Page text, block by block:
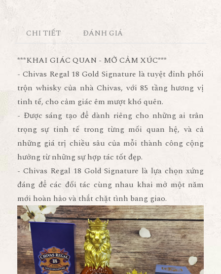
CHI TIẾT ĐÁNH GIÁ
***KHAI GIÁC QUAN - MỞ CẢM XÚC***
- Chivas Regal 18 Gold Signature là tuyệt đỉnh phối
trộn whisky của nhà Chivas, với 85 tầng hương vị
tinh tế, cho cảm giác êm mượt khó quên.
- Được sáng tạo để dành riêng cho những ai trân
trọng sự tinh tế trong từng mối quan hệ, và cả
những giá trị chiều sâu của mỗi thành công cộng
hưởng từ những sự hợp tác tốt đẹp.
- Chivas Regal 18 Gold Signature là lựa chọn xứng
đáng để các đối tác cùng nhau khai mở một năm
mới hoàn hảo và thắt chặt tình bang giao.